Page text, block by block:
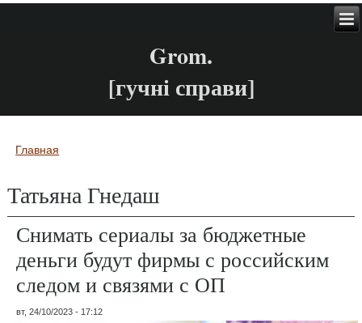
Grom.
[гучні справи]
Вы здесь
Главная
Татьяна Гнедаш
Снимать сериалы за бюджетные
деньги будут фирмы с российским
следом и связями с ОП
вт, 24/10/2023 - 17:12